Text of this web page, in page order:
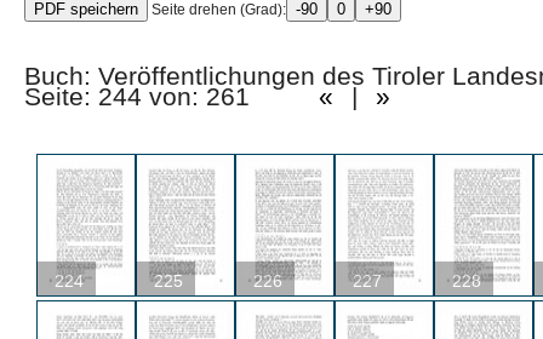
Seite drehen (Grad):
Buch: Veröffentlichungen des Tiroler
Seite: 244 von: 261 « | »
224 225 226 227 228